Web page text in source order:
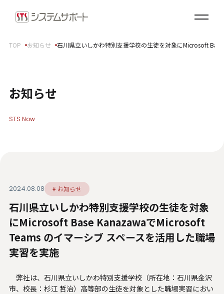
ソリューション・プロダクト
企業情報
拠点案内
SDGsへの取り組み
健康経営宣言
ダイバーシティ・エクイティ＆インクルージョン
人材関連データ・社外からの評価
採用情報
お知らせ
TOP お知らせ 石川県立いしかわ特別支援学校の生徒を対象にMicrosoft
お知らせ
STS Now
2024.08.08 # お知らせ
石川県立いしかわ特別支援学校の生徒を対象
にMicrosoft Base KanazawaでMicrosoft
Teams のイマーシブ スペースを活用した職場
実習を実施
弊社は、石川県立いしかわ特別支援学校（所在地：石川県金沢
市、校長：杉江 哲治）高等部の生徒を対象とした職場実習におい